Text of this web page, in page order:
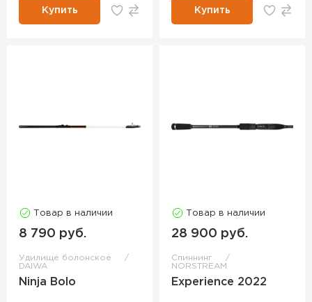
Купить Купить
Товар в наличии
8 790 руб.
Удилище болонское
DAIWA
Ninja Bolo
Товар в наличии
28 900 руб.
Спиннинг
NORSTREAM
Experience 2022